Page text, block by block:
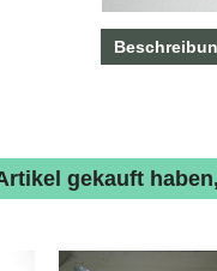
gekauft